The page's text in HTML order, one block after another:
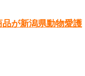
が新潟県動物愛護